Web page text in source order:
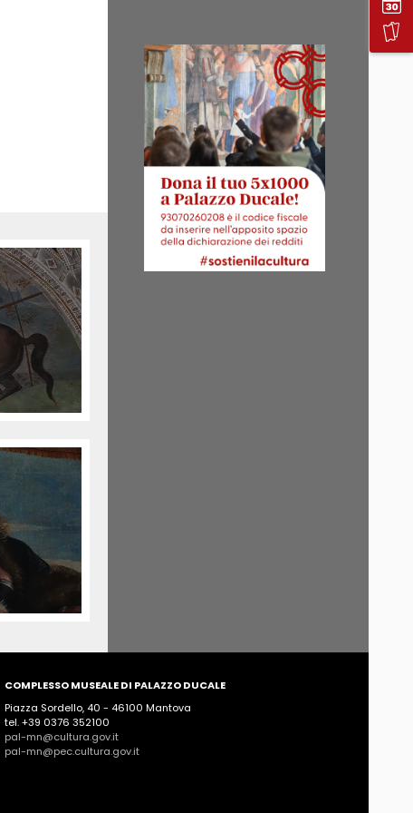
COMPLESSO MUSEALE DI PALAZZO DUCALE
Piazza Sordello, 40 - 46100 Mantova
tel. +39 0376 352100
pal-mn@cultura.gov.it
pal-mn@pec.cultura.gov.it